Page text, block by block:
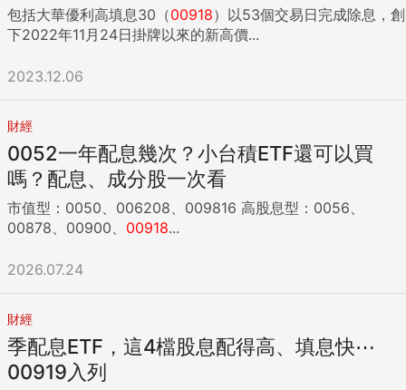
包括大華優利高填息30（00918）以53個交易日完成除息，創
下2022年11月24日掛牌以來的新高價...
2023.12.06
財經
0052一年配息幾次？小台積ETF還可以買
嗎？配息、成分股一次看
市值型：0050、006208、009816 高股息型：0056、
00878、00900、 00918...
2026.07.24
財經
季配息ETF，這4檔股息配得高、填息快⋯
00919入列